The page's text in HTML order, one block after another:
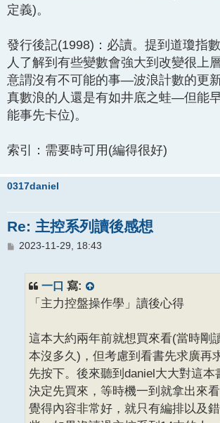
定義)。
發行後記(1998)：必讀。提到道瓊指
人了解到有些變數會強大到改變很上
意謂沒有不可能的事—波浪計數的更
真數浪的人還是有如井底之蛙—但能
能事先卡位)。
索引：需要時可用(編得很好)
0317daniel
Re: 主控系列讀後感想
文
2023-11-29, 18:43
一口 寫:
「主力控盤操作學」讀後心得
這本大約兩年前就想買來看(當時剛
本沒多久)，但考慮到看書先求廣再
先按下。後來聽到daniel大大對這本
決定先買來，等時機一到就拿出來
覺得內容非常好，就只有編排以及